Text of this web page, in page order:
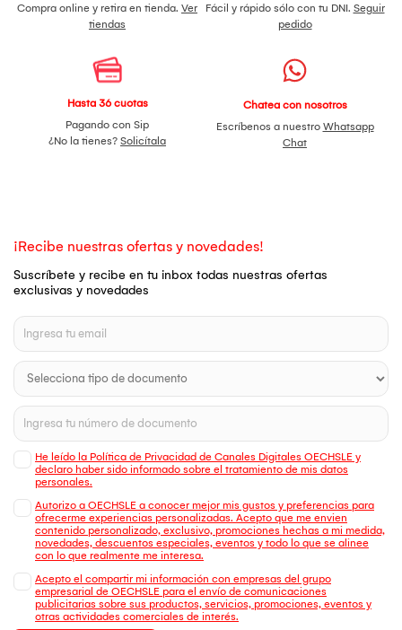
Compra online y retira en tienda. Ver
tiendas
Fácil y rápido sólo con tu DNI. Seguir
pedido
Hasta 36 cuotas
Pagando con Sip
¿No la tienes? Solicítala
Chatea con nosotros
Escríbenos a nuestro Whatsapp
Chat
¡Recibe nuestras ofertas y novedades!
Suscríbete y recibe en tu inbox todas nuestras ofertas
exclusivas y novedades
He leído la Política de Privacidad de Canales Digitales OECHSLE y
declaro haber sido informado sobre el tratamiento de mis datos
personales.
Autorizo a OECHSLE a conocer mejor mis gustos y preferencias para
ofrecerme experiencias personalizadas. Acepto que me envien
contenido personalizado, exclusivo, promociones hechas a mi medida,
novedades, descuentos especiales, eventos y todo lo que se alinee
con lo que realmente me interesa.
Acepto el compartir mi información con empresas del grupo
empresarial de OECHSLE para el envío de comunicaciones
publicitarias sobre sus productos, servicios, promociones, eventos y
otras actividades comerciales de interés.